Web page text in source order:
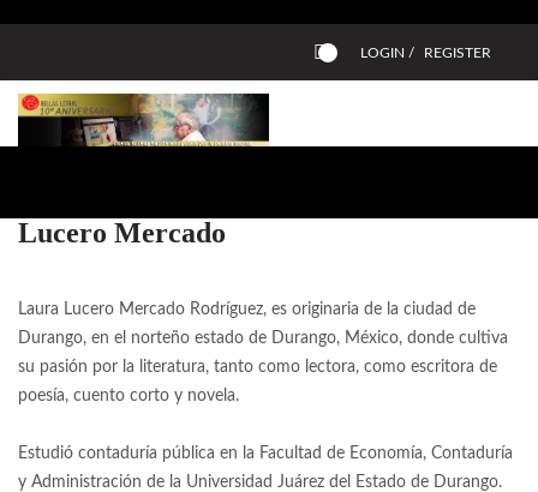
LOGIN / REGISTER
Lucero Mercado
Laura Lucero Mercado Rodríguez, es originaria de la ciudad de
Durango, en el norteño estado de Durango, México, donde cultiva
su pasión por la literatura, tanto como lectora, como escritora de
poesía, cuento corto y novela.
Estudió contaduría pública en la Facultad de Economía, Contaduría
y Administración de la Universidad Juárez del Estado de Durango.